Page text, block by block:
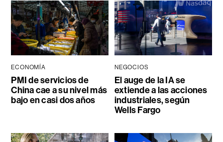
ECONOMÍA
PMI de servicios de
China cae a su nivel más
bajo en casi dos años
NEGOCIOS
El auge de la IA se
extiende a las acciones
industriales, según
Wells Fargo